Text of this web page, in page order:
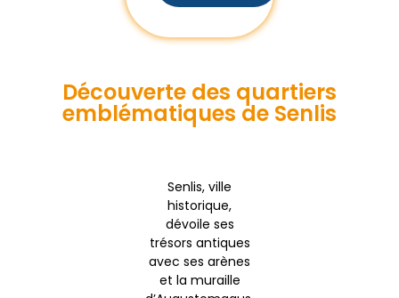
Découverte des quartiers
emblématiques de Senlis
Senlis, ville
historique,
dévoile ses
trésors antiques
avec ses arènes
et la muraille